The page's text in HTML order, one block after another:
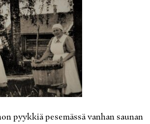
pyykkiä pesemässä vanhan saunan